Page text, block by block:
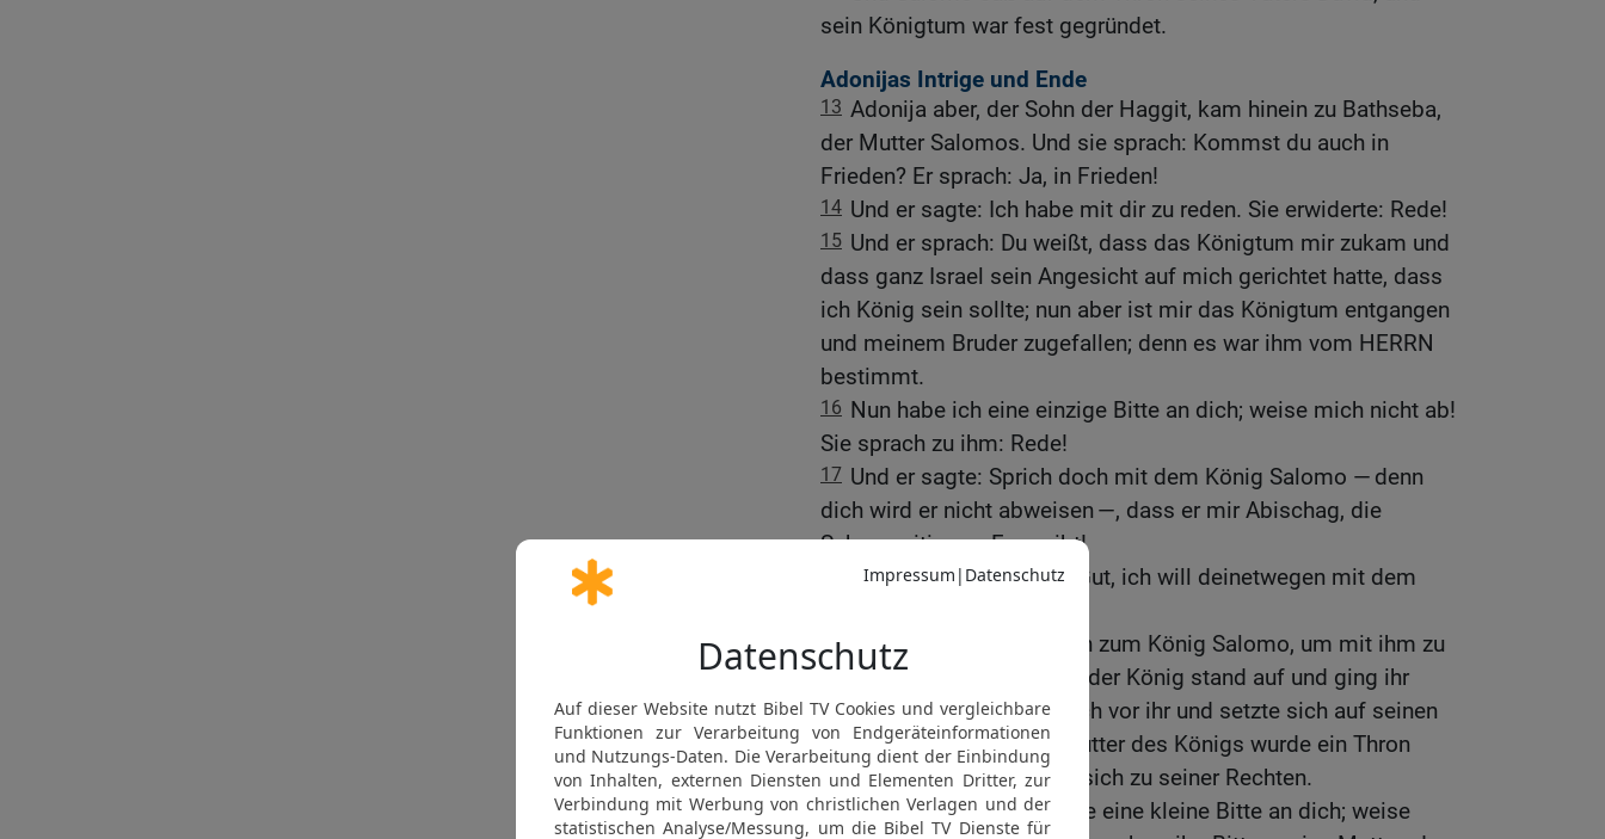
sein Königtum war fest gegründet.
Adonijas Intrige und Ende
13 Adonija aber, der Sohn der Haggit, kam hinein zu Bathseba,
der Mutter Salomos. Und sie sprach: Kommst du auch in
Frieden? Er sprach: Ja, in Frieden!
14 Und er sagte: Ich habe mit dir zu reden. Sie erwiderte: Rede!
15 Und er sprach: Du weißt, dass das Königtum mir zukam und
dass ganz Israel sein Angesicht auf mich gerichtet hatte, dass
ich König sein sollte; nun aber ist mir das Königtum entgangen
und meinem Bruder zugefallen; denn es war ihm vom HERRN
bestimmt.
16 Nun habe ich eine einzige Bitte an dich; weise mich nicht ab!
Sie sprach zu ihm: Rede!
17 Und er sagte: Sprich doch mit dem König Salomo — denn
dich wird er nicht abweisen —, dass er mir Abischag, die
Schunamitin, zur Frau gibt!
Und Bathseba sprach: Gut, ich will deinetwegen mit dem
19 So kam Bathseba hinein zum König Salomo, um mit ihm zu
reden wegen Adonija. Und der König stand auf und ging ihr
entgegen und verneigte sich vor ihr und setzte sich auf seinen
Thron. Und auch für die Mutter des Königs wurde ein Thron
hingestellt, und sie setzte sich zu seiner Rechten.
20 Und sie sprach: Ich habe eine kleine Bitte an dich; weise